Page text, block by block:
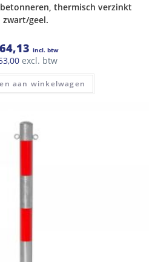
thermisch verzinkt
zwart/geel.
incl. btw
excl. btw
aan winkelwagen